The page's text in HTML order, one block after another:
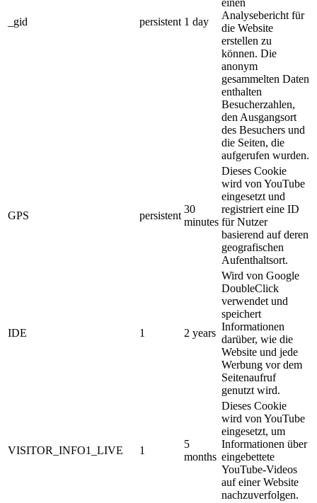
_gid persistent 1 day
Analysebericht für
die Website
erstellen zu
können. Die
anonym
gesammelten Daten
enthalten
Besucherzahlen,
den Ausgangsort
des Besuchers und
die Seiten, die
aufgerufen wurden.
GPS persistent
30
minutes
Dieses Cookie
wird von YouTube
eingesetzt und
registriert eine ID
für Nutzer
basierend auf deren
geografischen
Aufenthaltsort.
IDE 1 2 years
Wird von Google
DoubleClick
verwendet und
speichert
Informationen
darüber, wie die
Website und jede
Werbung vor dem
Seitenaufruf
genutzt wird.
VISITOR_INFO1_LIVE 1
5
months
Dieses Cookie
wird von YouTube
eingesetzt, um
Informationen über
eingebettete
YouTube-Videos
auf einer Website
nachzuverfolgen.